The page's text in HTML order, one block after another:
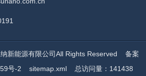
新能源有限公司All Rights Reserved 备案
号-2
sitemap.xml总访问量：141438